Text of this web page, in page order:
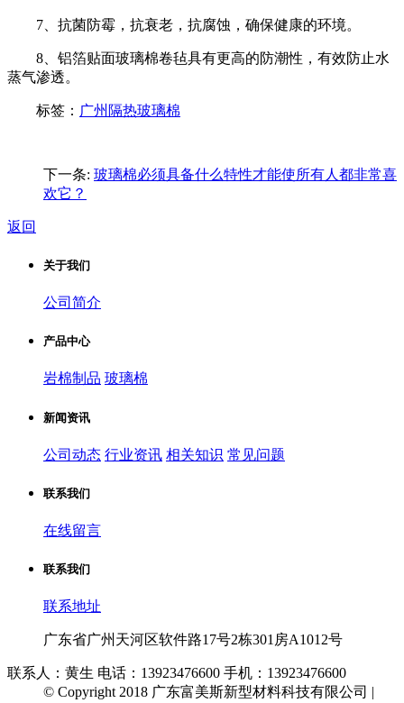
7、抗菌防霉，抗衰老，抗腐蚀，确保健康的环境。
8、铝箔贴面玻璃棉卷毡具有更高的防潮性，有效防止水
蒸气渗透。
标签： 广州隔热玻璃棉
下一条: 玻璃棉必须具备什么特性才能使所有人都非常喜
欢它？
返回
关于我们
公司简介
产品中心
岩棉制品 玻璃棉
新闻资讯
公司动态 行业资讯 相关知识 常见问题
联系我们
在线留言
联系我们
联系地址
广东省广州天河区软件路17号2栋301房A1012号
联系人：黄生 电话：13923476600 手机：13923476600
© Copyright 2018 广东富美斯新型材料科技有限公司 |